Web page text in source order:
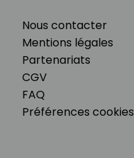
Nous contacter
Mentions légales
Partenariats
CGV
FAQ
Préférences cookies